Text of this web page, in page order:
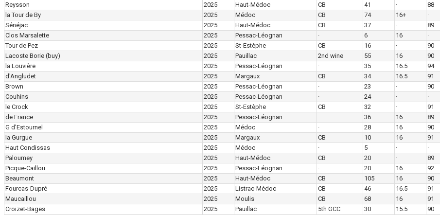
Reysson
2025 Haut-Médoc CB 41 · 88
la Tour de By
2025 Médoc CB 74 16+ ·
Sénéjac
2025 Haut-Médoc CB 37 · 89
Clos Marsalette
2025 Pessac-Léognan · 6 16 ·
Tour de Pez
2025 St-Estèphe CB 16 · 90
Lacoste Borie (buy) 2025 Pauillac 2nd wine 55 16 90
la Louvière
2025 Pessac-Léognan · 35 16.5 94
d'Angludet
2025 Margaux CB 34 16.5 91
Brown
2025 Pessac-Léognan · 23 · 90
Couhins
2025 Pessac-Léognan · 24 · ·
le Crock
2025 St-Estèphe CB 32 · 91
de France
2025 Pessac-Léognan · 36 16 89
G d'Estournel
2025 Médoc · 28 16 90
la Gurgue
2025 Margaux CB 10 16 91
Haut Condissas
2025 Médoc · 5 · ·
Paloumey
2025 Haut-Médoc CB 20 · 89
Picque-Caillou
2025 Pessac-Léognan · 20 16 92
Beaumont
2025 Haut-Médoc CB 105 16 90
Fourcas-Dupré
2025 Listrac-Médoc CB 46 16.5 91
Maucaillou
2025 Moulis CB 68 16 91
Croizet-Bages
2025 Pauillac 5th GCC 30 15.5 90